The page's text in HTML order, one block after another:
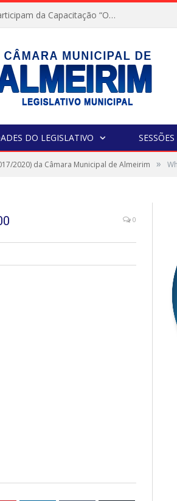
Servidores e Vereadores de Almeirim Participam da Capacitação “Orientar é a Nossa Missão”
DO LEGISLATIVO SESSÕES
2020) da Câmara Municipal de Almeirim »
0